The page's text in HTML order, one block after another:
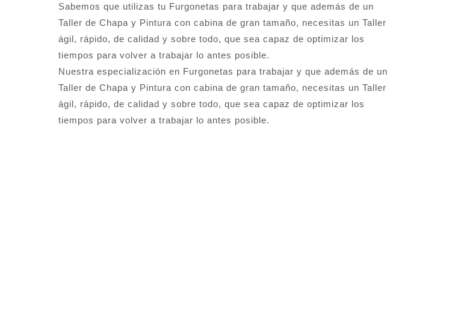
Sabemos que utilizas tu Furgonetas para trabajar y que además de un
Taller de Chapa y Pintura con cabina de gran tamaño, necesitas un Taller
ágil, rápido, de calidad y sobre todo, que sea capaz de optimizar los
tiempos para volver a trabajar lo antes posible.
Nuestra especialización en Furgonetas para trabajar y que además de un
Taller de Chapa y Pintura con cabina de gran tamaño, necesitas un Taller
ágil, rápido, de calidad y sobre todo, que sea capaz de optimizar los
tiempos para volver a trabajar lo antes posible.